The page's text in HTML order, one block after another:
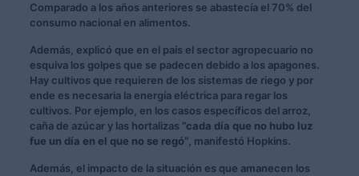
Comparado a los años anteriores se abastecía el 70% del
consumo nacional en alimentos.
Además, explicó que en el país el sector agropecuario no
esquiva los golpes que se padecen debido a los apagones.
Hay cultivos que requieren de los sistemas de riego y por
ende es necesaria la energía eléctrica para regar los
cultivos. Por ejemplo, en los casos específicos del arroz,
caña de azúcar y las hortalizas “cada día que no hubo luz
fue un día en el que no se regó”, manifestó Hopkins.
Además, el impacto de la situación es que amanecen los